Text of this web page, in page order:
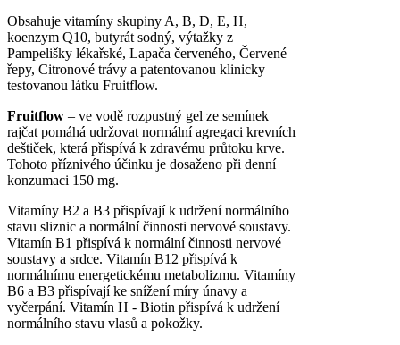
Obsahuje vitamíny skupiny A, B, D, E, H,
koenzym Q10, butyrát sodný, výtažky z
Pampelišky lékařské, Lapača červeného, Červené
řepy, Citronové trávy a patentovanou klinicky
testovanou látku Fruitflow.
Fruitflow – ve vodě rozpustný gel ze semínek
rajčat pomáhá udržovat normální agregaci krevních
deštiček, která přispívá k zdravému průtoku krve.
Tohoto příznivého účinku je dosaženo při denní
konzumaci 150 mg.
Vitamíny B2 a B3 přispívají k udržení normálního
stavu sliznic a normální činnosti nervové soustavy.
Vitamín B1 přispívá k normální činnosti nervové
soustavy a srdce. Vitamín B12 přispívá k
normálnímu energetickému metabolizmu. Vitamíny
B6 a B3 přispívají ke snížení míry únavy a
vyčerpání. Vitamín H - Biotin přispívá k udržení
normálního stavu vlasů a pokožky.